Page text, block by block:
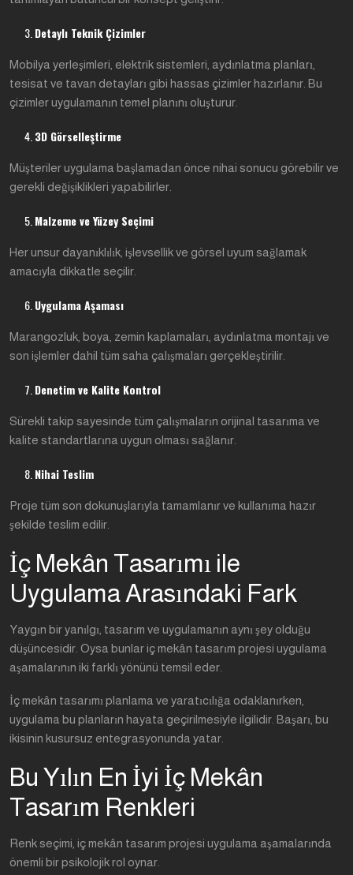
Detaylı Teknik Çizimler
Mobilya yerleşimleri, elektrik sistemleri, aydınlatma planları,
tesisat ve tavan detayları gibi hassas çizimler hazırlanır. Bu
çizimler uygulamanın temel planını oluşturur.
3D Görselleştirme
Müşteriler uygulama başlamadan önce nihai sonucu görebilir ve
gerekli değişiklikleri yapabilirler.
Malzeme ve Yüzey Seçimi
Her unsur dayanıklılık, işlevsellik ve görsel uyum sağlamak
amacıyla dikkatle seçilir.
Uygulama Aşaması
Marangozluk, boya, zemin kaplamaları, aydınlatma montajı ve
son işlemler dahil tüm saha çalışmaları gerçekleştirilir.
Denetim ve Kalite Kontrol
Sürekli takip sayesinde tüm çalışmaların orijinal tasarıma ve
kalite standartlarına uygun olması sağlanır.
Nihai Teslim
Proje tüm son dokunuşlarıyla tamamlanır ve kullanıma hazır
şekilde teslim edilir.
İç Mekân Tasarımı ile
Uygulama Arasındaki Fark
Yaygın bir yanılgı, tasarım ve uygulamanın aynı şey olduğu
düşüncesidir. Oysa bunlar iç mekân tasarım projesi uygulama
aşamalarının iki farklı yönünü temsil eder.
İç mekân tasarımı planlama ve yaratıcılığa odaklanırken,
uygulama bu planların hayata geçirilmesiyle ilgilidir. Başarı, bu
ikisinin kusursuz entegrasyonunda yatar.
Bu Yılın En İyi İç Mekân
Tasarım Renkleri
Renk seçimi, iç mekân tasarım projesi uygulama aşamalarında
önemli bir psikolojik rol oynar.